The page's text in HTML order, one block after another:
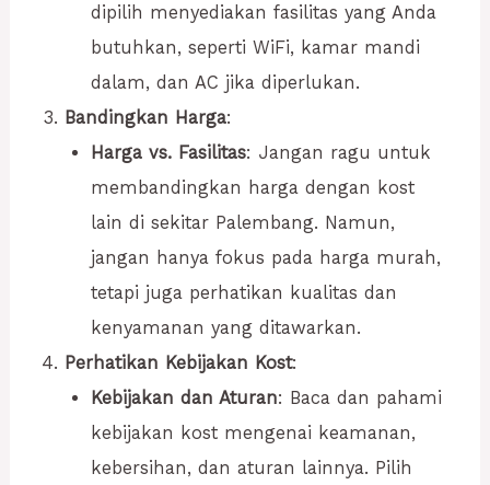
dipilih menyediakan fasilitas yang Anda
butuhkan, seperti WiFi, kamar mandi
dalam, dan AC jika diperlukan.
Bandingkan Harga:
Harga vs. Fasilitas: Jangan ragu untuk
membandingkan harga dengan kost
lain di sekitar Palembang. Namun,
jangan hanya fokus pada harga murah,
tetapi juga perhatikan kualitas dan
kenyamanan yang ditawarkan.
Perhatikan Kebijakan Kost:
Kebijakan dan Aturan: Baca dan pahami
kebijakan kost mengenai keamanan,
kebersihan, dan aturan lainnya. Pilih